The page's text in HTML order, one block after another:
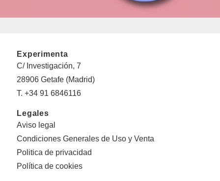
Experimenta
C/ Investigación, 7
28906 Getafe (Madrid)
T. +34 91 6846116
Legales
Aviso legal
Condiciones Generales de Uso y Venta
Politica de privacidad
Política de cookies